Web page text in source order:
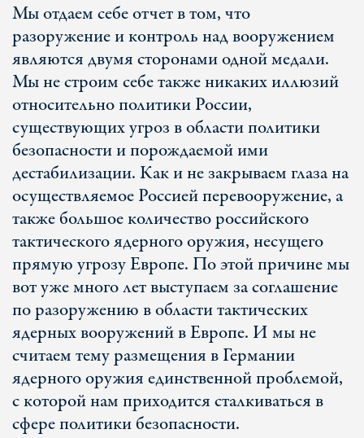
Мы отдаем себе отчет в том, что
разоружение и контроль над вооружением
являются двумя сторонами одной медали.
Мы не строим себе также никаких иллюзий
относительно политики России,
существующих угроз в области политики
безопасности и порождаемой ими
дестабилизации. Как и не закрываем глаза на
осуществляемое Россией перевооружение, а
также большое количество российского
тактического ядерного оружия, несущего
прямую угрозу Европе. По этой причине мы
вот уже много лет выступаем за соглашение
по разоружению в области тактических
ядерных вооружений в Европе. И мы не
считаем тему размещения в Германии
ядерного оружия единственной проблемой,
с которой нам приходится сталкиваться в
сфере политики безопасности.